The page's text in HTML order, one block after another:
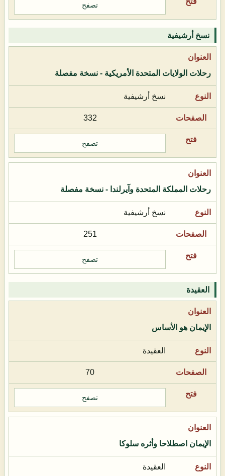
تصفح
نسخ أرشيفية
رحلات الولايات المتحدة الأمريكية - نسخة مفصلة
نسخ أرشيفية
332
تصفح
رحلات المملكة المتحدة وآيرلندا - نسخة مفصلة
نسخ أرشيفية
251
تصفح
العقيدة
الإيمان هو الأساس
العقيدة
70
تصفح
الإيمان اصطلاحا وأثره سلوكا
العقيدة